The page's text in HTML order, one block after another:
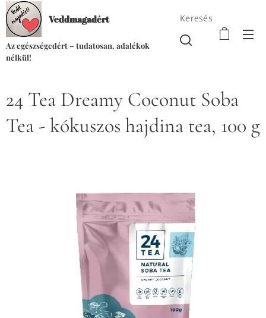
Veddmagadért
Az egészségedért – tudatosan, adalékok
nélkül!
Keresés
24 Tea Dreamy Coconut Soba
Tea - kókuszos hajdina tea, 100 g